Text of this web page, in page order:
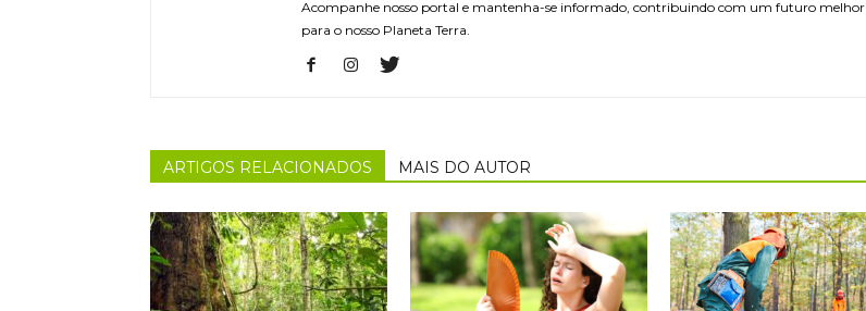
Acompanhe nosso portal e mantenha-se informado, contribuindo com um futuro melhor
para o nosso Planeta Terra.
ARTIGOS RELACIONADOS MAIS DO AUTOR